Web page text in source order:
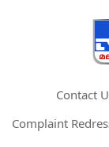
Contact
Complaint